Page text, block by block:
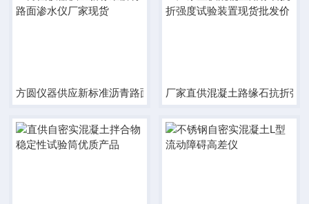
方圆仪器供应新标准沥青路面渗水仪厂家现货厂家直供混凝土路缘石抗折强